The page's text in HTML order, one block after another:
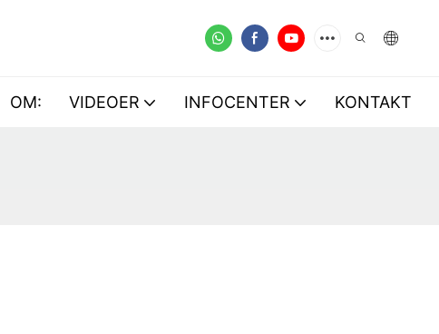
OM: VIDEOER INFOCENTER KONTAKT